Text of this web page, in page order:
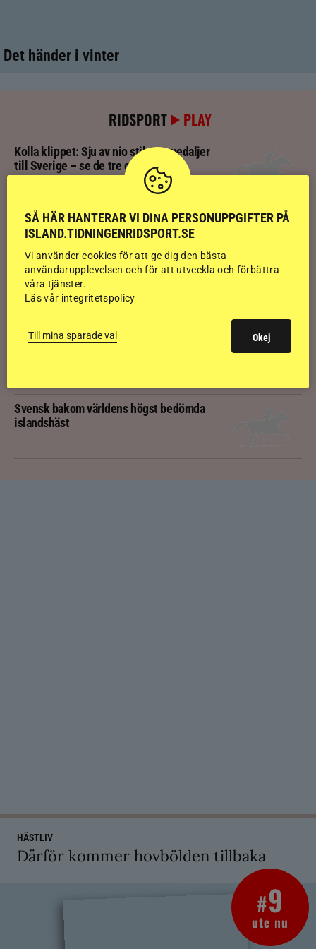
Det händer i vinter
RIDSPORT PLAY
Kolla klippet: Sju av nio stilpassmedaljer
till Sverige – se de tre guldloppen
Kolla klippet: Se ritten som gav guldläge
inför finalen
Kolla klippet: Svenskägda hingsten bäst
av sexåringarna på Landsmót
Kolla klippet: Gljátoppur-dotterns
Svensk bakom världens högst bedömda
islandshäst
HÄSTLIV
Därför kommer hovbölden tillbaka
#9
ute nu
SÅ HÄR HANTERAR VI DINA PERSONUPPGIFTER PÅ
ISLAND.TIDNINGENRIDSPORT.SE
Vi använder cookies för att ge dig den bästa
användarupplevelsen och för att utveckla och förbättra
våra tjänster.
Läs vår integritetspolicy
Till mina sparade val Okej